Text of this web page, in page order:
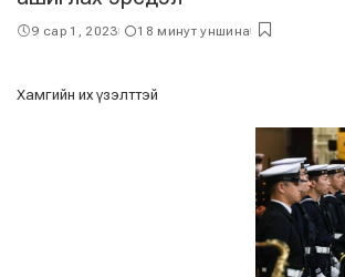
9 сар 1, 2023 18 минут уншина
Хамгийн их үзэлттэй